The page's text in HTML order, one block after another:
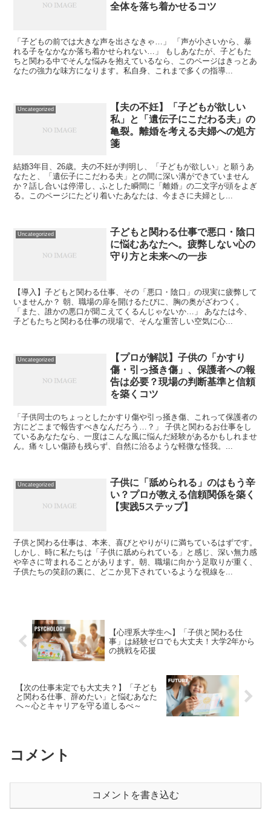
全体を落ち着かせるコツ
「子どもの前では大きな声を出さなきゃ…」 「声が小さいから、暴
れる子をなかなか落ち着かせられない…」 もしあなたが、子どもた
ちと関わる中でそんな悩みを抱えているなら、このページはきっとあ
なたの強力な味方になります。私自身、これまで多くの指導...
Uncategorized
【夫の不妊】「子どもが欲しい
私」と「遺伝子にこだわる夫」の
亀裂。離婚を考える夫婦への処方
箋
結婚3年目、26歳。夫の不妊が判明し、「子どもが欲しい」と願うあ
なたと、「遺伝子にこだわる夫」との間に深い溝ができていません
か？話し合いは停滞し、ふとした瞬間に「離婚」の二文字が頭をよぎ
る。このページにたどり着いたあなたは、今まさに夫婦とし...
Uncategorized
子どもと関わる仕事で悪口・陰口
に悩むあなたへ。疲弊しない心の
守り方と未来への一歩
【導入】子どもと関わる仕事、その「悪口・陰口」の現実に疲弊して
いませんか？ 朝、職場の扉を開けるたびに、胸の奥がざわつく。
「また、誰かの悪口が聞こえてくるんじゃないか…」 あなたは今、
子どもたちと関わる仕事の現場で、そんな重苦しい空気に心...
Uncategorized
【プロが解説】子供の「かすり
傷・引っ掻き傷」、保護者への報
告は必要？現場の判断基準と信頼
を築くコツ
「子供同士のちょっとしたかすり傷や引っ掻き傷、これって保護者の
方にどこまで報告すべきなんだろう…？」 子供と関わるお仕事をし
ているあなたなら、一度はこんな風に悩んだ経験があるかもしれませ
ん。痛々しい傷跡も残らず、自然に治るような軽微な怪我。...
Uncategorized
子供に「舐められる」のはもう辛
い？プロが教える信頼関係を築く
【実践5ステップ】
子供と関わる仕事は、本来、喜びとやりがりに満ちているはずです。
しかし、時に私たちは「子供に舐められている」と感じ、深い無力感
や辛さに苛まれることがあります。朝、職場に向かう足取りが重く、
子供たちの笑顔の裏に、どこか見下されているような視線を...
【心理系大学生へ】「子供と関わる仕
事」は経験ゼロでも大丈夫！大学2年から
の挑戦を応援
【次の仕事未定でも大丈夫？】「子ども
と関わる仕事、辞めたい」と悩むあなた
へ～心とキャリアを守る道しるべ～
コメント
コメントを書き込む